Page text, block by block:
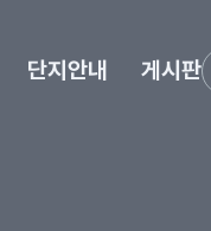
단지안내 게시판